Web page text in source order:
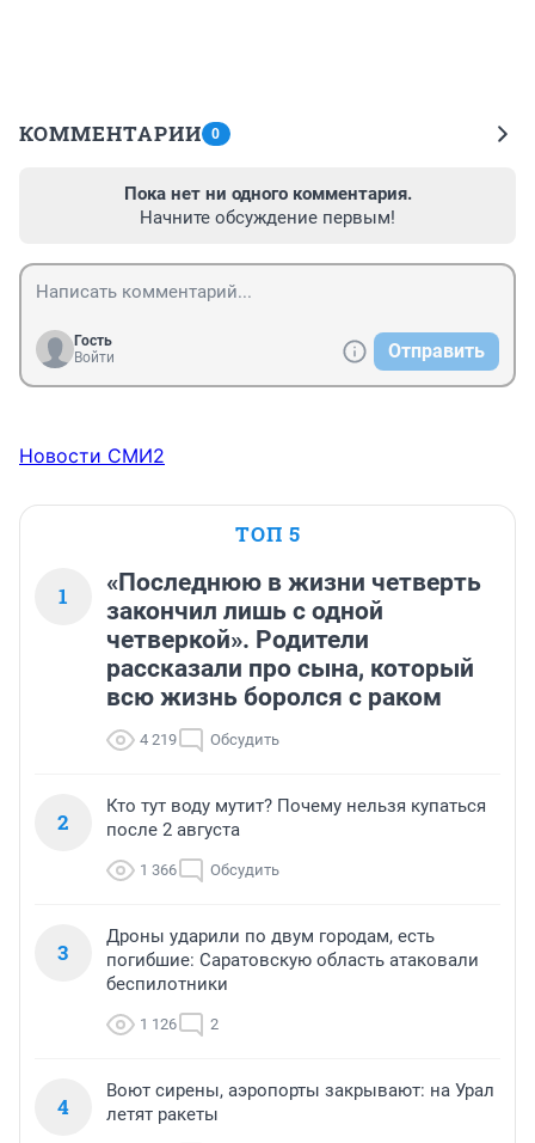
КОММЕНТАРИИ 0
Пока нет ни одного комментария.
Начните обсуждение первым!
Гость
Войти
Отправить
Новости СМИ2
ТОП 5
1
«Последнюю в жизни четверть
закончил лишь с одной
четверкой». Родители
рассказали про сына, который
всю жизнь боролся с раком
4 219 Обсудить
2
Кто тут воду мутит? Почему нельзя купаться
после 2 августа
1 366 Обсудить
3
Дроны ударили по двум городам, есть
погибшие: Саратовскую область атаковали
беспилотники
1 126 2
4
Воют сирены, аэропорты закрывают: на Урал
летят ракеты